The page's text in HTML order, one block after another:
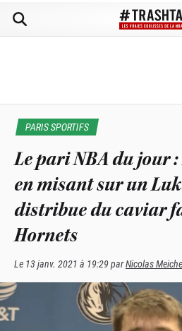
PARIS SPORTIFS
Le pari NBA du jour :
en misant sur un
distribue du caviar
Hornets
Le 13 janv. 2021 à 19:29parNicolas